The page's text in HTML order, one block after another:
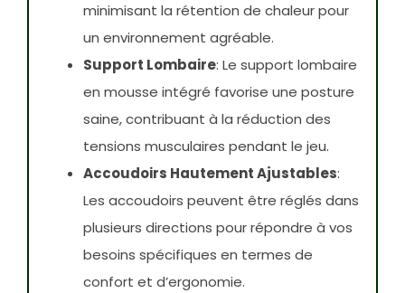
minimisant la rétention de chaleur pour
un environnement agréable.
Support Lombaire: Le support lombaire
en mousse intégré favorise une posture
saine, contribuant à la réduction des
tensions musculaires pendant le jeu.
Accoudoirs Hautement Ajustables:
Les accoudoirs peuvent être réglés dans
plusieurs directions pour répondre à vos
besoins spécifiques en termes de
confort et d’ergonomie.